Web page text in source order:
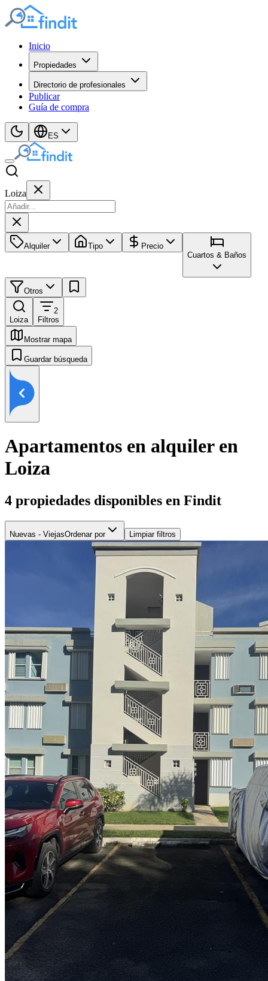
Inicio
Propiedades
Directorio de profesionales
Publicar
Guía de compra
ES
Loiza
Alquiler Tipo
Precio
Cuartos & Baños
Otros
Loiza
2
Filtros
Mostrar mapa
Guardar búsqueda
Apartamentos en alquiler en
Loiza
4 propiedades disponibles en Findit
Nuevas - ViejasOrdenar por Limpiar filtros